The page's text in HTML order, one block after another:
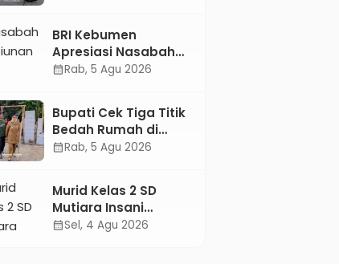
BRI Kebumen
Apresiasi Nasabah
Pensiunan Melalui
Hingga Sosialisasi
Otentikasi Taspen
calendar_monthRab, 5 Agu 2026
Bupati Cek Tiga Titik
Bedah Rumah di
Kebumen, Pastikan
calendar_monthRab, 5 Agu 2026
Murid Kelas 2 SD
Mutiara Insani
Muhammadiyah
calendar_monthSel, 4 Agu 2026